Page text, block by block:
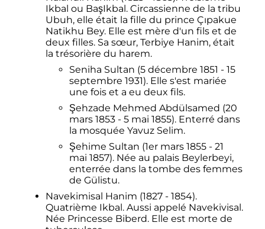
Ikbal ou BaşIkbal. Circassienne de la tribu
Ubuh, elle était la fille du prince Çıpakue
Natikhu Bey. Elle est mère d'un fils et de
deux filles. Sa sœur, Terbiye Hanim, était
la trésorière du harem.
Seniha Sultan (5 décembre 1851 - 15
septembre 1931). Elle s'est mariée
une fois et a eu deux fils.
Şehzade Mehmed Abdülsamed (20
mars 1853 - 5 mai 1855). Enterré dans
la mosquée Yavuz Selim.
Şehime Sultan (1er mars 1855 - 21
mai 1857). Née au palais Beylerbeyi,
enterrée dans la tombe des femmes
de Gülistu.
Navekimisal Hanim (1827 - 1854).
Quatrième Ikbal. Aussi appelé Navekivisal.
Née Princesse Biberd. Elle est morte de